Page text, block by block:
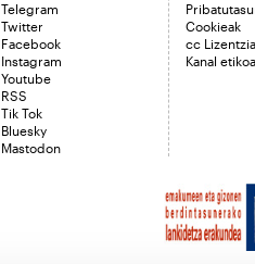
Telegram
Twitter
Facebook
Instagram
Youtube
RSS
Tik Tok
Bluesky
Mastodon
Cookieak
cc Lizentzia
Kanal etikoa